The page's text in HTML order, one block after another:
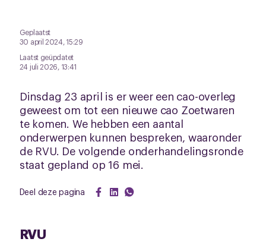
Geplaatst
30 april 2024, 15:29
Laatst geüpdatet
24 juli 2026, 13:41
Dinsdag 23 april is er weer een cao-overleg
geweest om tot een nieuwe cao Zoetwaren
te komen. We hebben een aantal
onderwerpen kunnen bespreken, waaronder
de RVU. De volgende onderhandelingsronde
staat gepland op 16 mei.
Deel deze pagina
RVU